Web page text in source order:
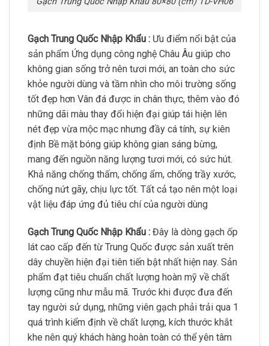
Gạch Trung Quốc Nhập Khẩu : Ưu điểm nổi bật của
sản phẩm Ứng dụng công nghệ Châu Âu giúp cho
không gian sống trở nên tươi mới, an toàn cho sức
khỏe người dùng và tầm nhìn cho môi trường sống
tốt đẹp hơn Vân đá được in chân thực, thêm vào đó
những dãi màu thay đổi hiện đại giúp tái hiện lên
nét đẹp vừa mộc mạc nhưng đầy cá tính, sự kiên
định Bề mặt bóng giúp không gian sáng bừng,
mang đến nguồn năng lượng tươi mới, có sức hút.
Khả năng chống thấm, chống ẩm, chống trầy xước,
chống nứt gãy, chịu lực tốt. Tất cả tạo nên một loại
vật liệu đáp ứng đủ tiêu chí của người dùng
Gạch Trung Quốc Nhập Khẩu : Đây là dòng gạch ốp
lát cao cấp đến từ Trung Quốc được sản xuất trên
dây chuyền hiện đại tiên tiến bật nhất hiện nay. Sản
phẩm đạt tiêu chuẩn chất lượng hoàn mỹ về chất
lượng cũng như mẫu mã. Trước khi được đưa đến
tay người sử dụng, những viên gạch phải trải qua 1
quá trình kiểm định về chất lượng, kích thước khắt
khe nên quý khách hàng hoàn toàn có thể yên tâm